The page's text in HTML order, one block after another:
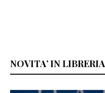
NOVITA’ IN LIBRERIA